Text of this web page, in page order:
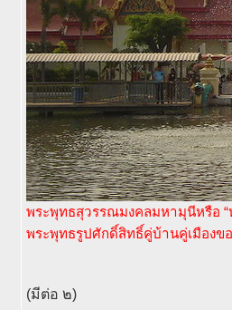
พระพุทธสุวรรณมงคลมหามุนีหรือ
พระพุทธรูปศักดิ์สิทธิ์คู่บ้านคู่เมืองข
(มีต่อ ๒)